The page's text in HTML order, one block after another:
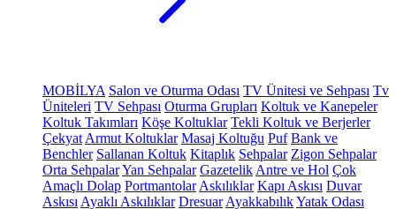
MOBİLYA Salon ve Oturma Odası TV Ünitesi ve Sehpası Tv
Üniteleri TV Sehpası Oturma Grupları Koltuk ve Kanepeler
Koltuk Takımları Köşe Koltuklar Tekli Koltuk ve Berjerler
Çekyat Armut Koltuklar Masaj Koltuğu Puf Bank ve
Benchler Sallanan Koltuk Kitaplık Sehpalar Zigon Sehpalar
Orta SehpalarYan Sehpalar Gazetelik Antre ve Hol Çok
Amaçlı Dolap Portmantolar Askılıklar Kapı Askısı Duvar
Askısı Ayaklı Askılıklar Dresuar AyakkabılıkYatak Odası